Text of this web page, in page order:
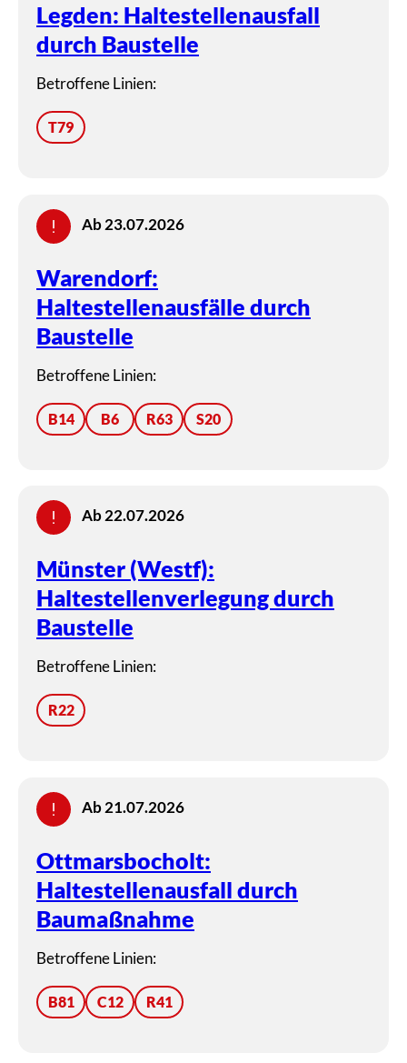
Legden: Haltestellenausfall
durch Baustelle
Betroffene Linien:
T79
Ab 23.07.2026
Warendorf:
Haltestellenausfälle durch
Baustelle
Betroffene Linien:
B14 B6 R63 S20
Ab 22.07.2026
Münster (Westf):
Haltestellenverlegung durch
Baustelle
Betroffene Linien:
R22
Ab 21.07.2026
Ottmarsbocholt:
Haltestellenausfall durch
Baumaßnahme
Betroffene Linien:
B81 C12 R41